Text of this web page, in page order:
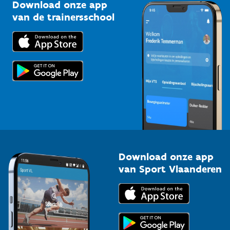
Bedrijven
Trainers en begeleiders
Topsporters
Downloads
Voor de pers
Download onze app
van de trainersschool
Download onze app
van Sport Vlaanderen